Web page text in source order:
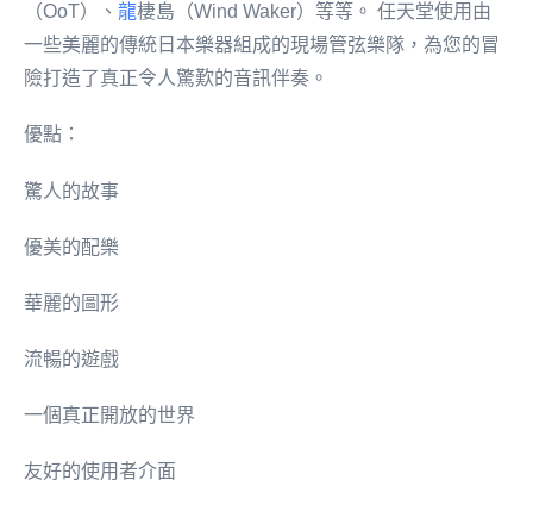
（OoT）、 龍棲島（Wind Waker）等等。 任天堂使用由
一些美麗的傳統日本樂器組成的現場管弦樂隊，為您的冒
險打造了真正令人驚歎的音訊伴奏。
優點：
驚人的故事
優美的配樂
華麗的圖形
流暢的遊戲
一個真正開放的世界
友好的使用者介面